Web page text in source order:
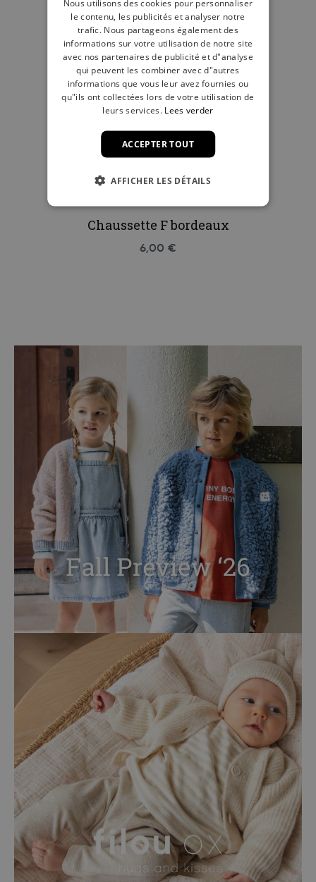
Chaussette F bordeaux
6,00 €
Nous utilisons des cookies pour personnaliser
le contenu, les publicités et analyser notre
trafic. Nous partageons également des
informations sur votre utilisation de notre site
avec nos partenaires de publicité et d"analyse
qui peuvent les combiner avec d"autres
informations que vous leur avez fournies ou
qu"ils ont collectées lors de votre utilisation de
leurs services. Lees verder
ACCEPTER TOUT
AFFICHER LES DÉTAILS